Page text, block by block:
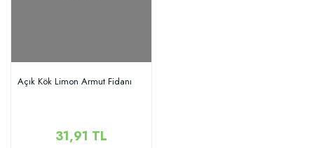
Açık Kök Limon Armut Fidanı
31,91 TL